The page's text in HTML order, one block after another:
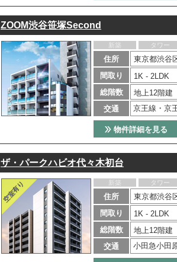
ZOOM渋谷笹塚Second
新築 タワー
住所
東京都渋谷
間取り
1K - 2LDK
総階数
地上12階建
交通
京王線・京
物件詳細を見る
ザ・パークハビオ代々木初台
新築 タワー
住所
東京都渋谷
間取り
1K - 2LDK
総階数
地上12階建
交通
小田急小田